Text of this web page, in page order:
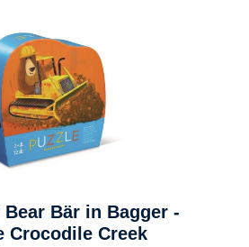
Bär in Bagger -
Crocodile Creek